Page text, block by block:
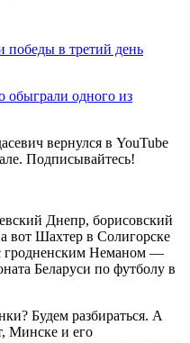
в третий день
обыграли одного из
Днепр, борисовский
вот Шахтер в Солигорске
гродненским Неманом —
Беларуси по футболу в
Будем разбираться. А
Минске и его